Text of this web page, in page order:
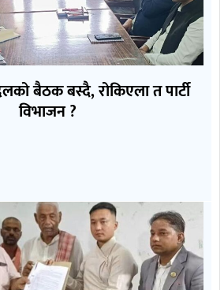
बैठक बस्दै, रोकिएला त पार्टी
विभाजन ?